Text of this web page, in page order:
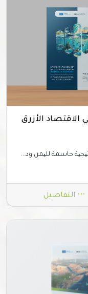
الاقتصاد الأزرق
ﺣﺎﺳﻤﺔ ﻟﻠﯿﻤﻦ ود...
التفاصيل